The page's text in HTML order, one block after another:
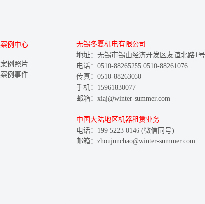
案例中心
案例照片
案例事件
无锡冬夏机电有限公司
地址：无锡市锡山经济开发区友谊北路1号
电话：0510-88265255 0510-88261076
传真：0510-88263030
手机：15961830077
邮箱：xiaj@winter-summer.com
中国大陆地区机器租赁业务
电话：199 5223 0146 (微信同号)
邮箱：zhoujunchao@winter-summer.com